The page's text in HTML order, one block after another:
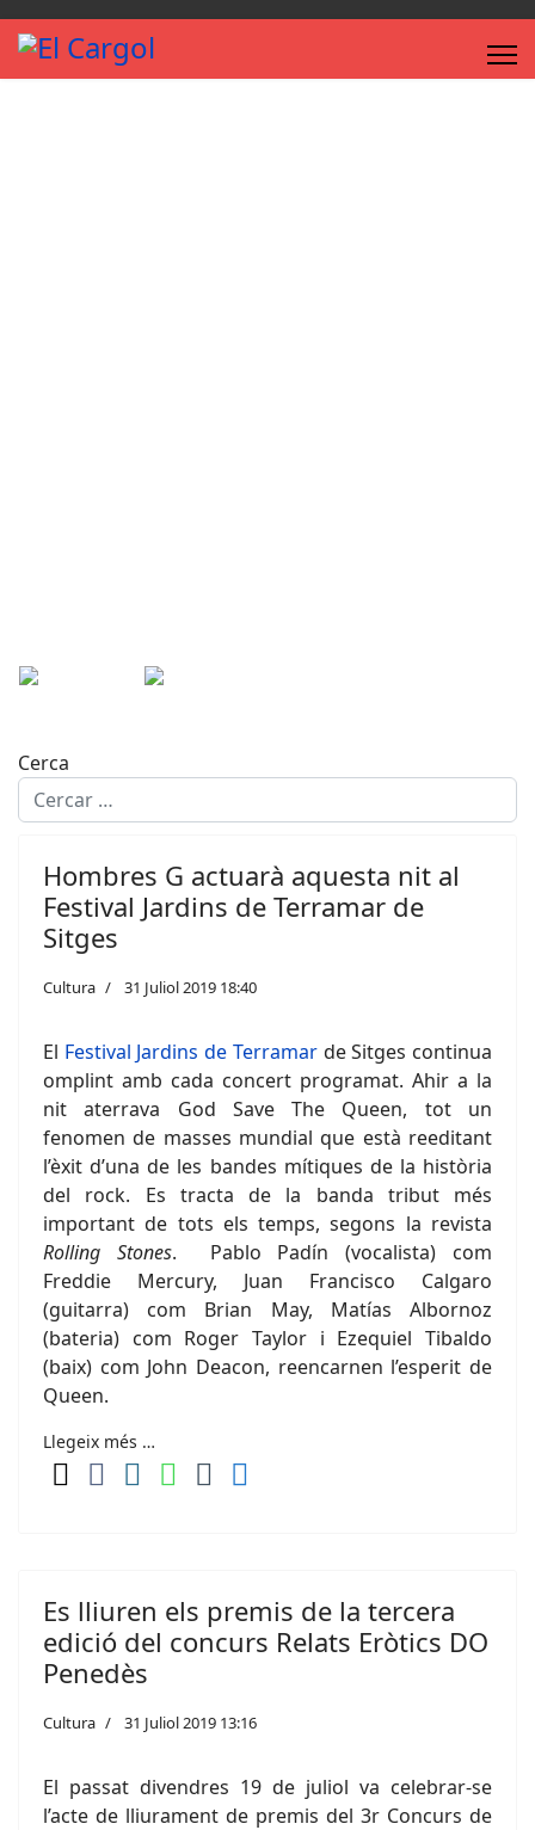
Cerca
Hombres G actuarà aquesta nit al
Festival Jardins de Terramar de
Sitges
Cultura 31 Juliol 2019 18:40
El Festival Jardins de Terramarde Sitges continua
omplint amb cada concert programat. Ahir a la
nit aterrava God Save The Queen, tot un
fenomen de masses mundial que està reeditant
l’èxit d’una de les bandes mítiques de la història
del rock. Es tracta de la banda tribut més
important de tots els temps, segons la revista
Rolling Stones. Pablo Padín (vocalista) com
Freddie Mercury, Juan Francisco Calgaro
(guitarra) com Brian May, Matías Albornoz
(bateria) com Roger Taylor i Ezequiel Tibaldo
(baix) com John Deacon, reencarnen l’esperit de
Queen.
Llegeix més …
Es lliuren els premis de la tercera
edició del concurs Relats Eròtics DO
Penedès
Cultura 31 Juliol 2019 13:16
El passat divendres 19 de juliol va celebrar-se
l’acte de lliurament de premis del 3r Concurs de